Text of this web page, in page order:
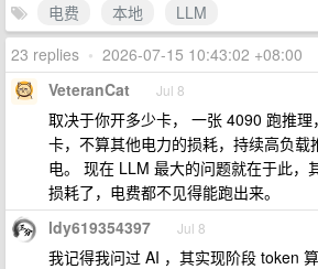
电费
本地
LLM
23 replies • 2026-07-15 10:43:02 +08:00
VeteranCat Jul 8
取决于你开多少卡， 一张 4090 跑推
卡，不算其他电力的损耗，持续高负载
电。 现在 LLM 最大的问题就在于此，
损耗了，电费都不见得能跑出来。
ldy619354397 Jul 8
我记得我问过 AI ，其实现阶段 token